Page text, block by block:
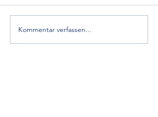
Kommentar verfassen...